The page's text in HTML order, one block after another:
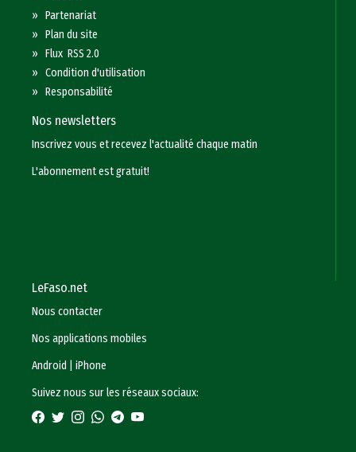
»Partenariat
»Plan du site
»Flux RSS 2.0
»Condition d'utilisation
»Responsabilité
Nos newsletters
Inscrivez vous et recevez l'actualité chaque matin
L'abonnement est gratuit!
LeFaso.net
Nous contacter
Nos applications mobiles
Android
|iPhone
Suivez nous sur les réseaux sociaux: